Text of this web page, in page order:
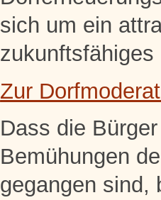
sich um ein
zukunftsfähiges
Zur
Dass die
Bemühungen
gegangen sind,